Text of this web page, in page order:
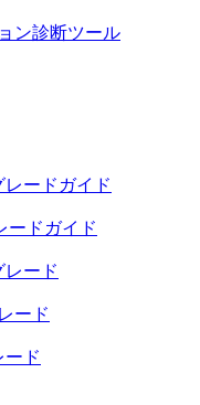
ン診断ツール
レードガイド
ードガイド
レード
ード
ード